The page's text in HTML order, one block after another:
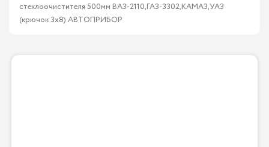
стеклоочистителя 500мм ВАЗ-2110,ГАЗ-3302,КАМАЗ,УАЗ
(крючок 3х8) АВТОПРИБОР